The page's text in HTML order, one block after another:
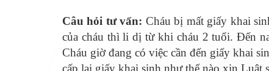
Câu hỏi tư vấn: Cháu bị mất giấy khai
của cháu thì li dị từ khi cháu 2 tuổi. Đến
Cháu giờ đang có việc cần đến giấy khai
cấp lại giấy khai sinh như thế nào xin Luật